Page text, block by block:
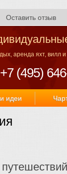
Оставить отзыв
аренда яхт, вилл
+7 (495)
идеи